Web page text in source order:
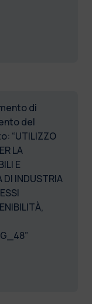
di
del
“UTILIZZO
LA
E
DI INDUSTRIA